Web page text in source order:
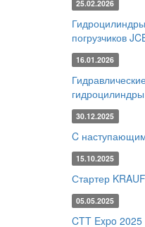
25.02.2026
погрузчиков
16.01.2026
30.12.2025
C
15.10.2025
Стартер
05.05.2025
CTT Expo 2025